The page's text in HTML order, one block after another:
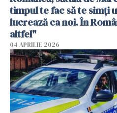
timpul te fac să te simți
lucrează ca noi. În
altfel"
04 APRILIE 2026